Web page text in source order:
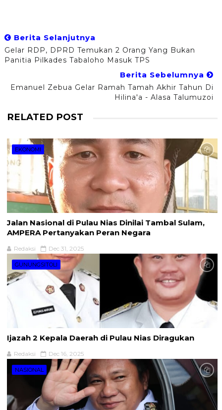
Berita Selanjutnya
Gelar RDP, DPRD Temukan 2 Orang Yang Bukan
Panitia Pilkades Tabaloho Masuk TPS
Berita Sebelumnya
Emanuel Zebua Gelar Ramah Tamah Akhir Tahun Di
Hilina'a - Alasa Talumuzoi
RELATED POST
EKONOMI
Jalan Nasional di Pulau Nias Dinilai Tambal Sulam,
AMPERA Pertanyakan Peran Negara
Redaksi Dec 31, 2025
GUNUNGSITOLI
Ijazah 2 Kepala Daerah di Pulau Nias Diragukan
Redaksi Dec 16, 2025
NASIONAL